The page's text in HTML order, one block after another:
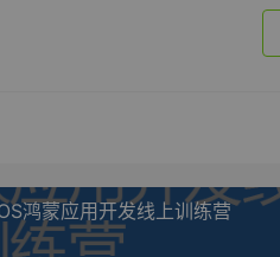
鸿蒙应用开发线上训练营